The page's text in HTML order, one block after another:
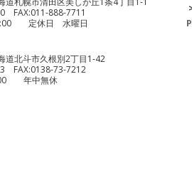
FAX:011-888-7711
定休日 水曜日
北斗市久根別2丁目1-42
FAX:0138-73-7212
年中無休